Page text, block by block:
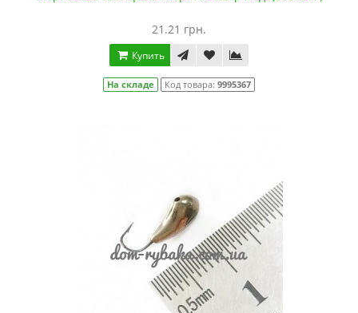
21.21 грн.
Купить
На складе Код товара: 9995367